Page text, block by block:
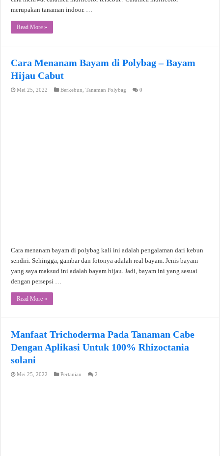
merupakan tanaman indoor. …
Read More »
Cara Menanam Bayam di Polybag – Bayam
Hijau Cabut
Mei 25, 2022 Berkebun ,Tanaman Polybag 0
Cara menanam bayam di polybag kali ini adalah pengalaman dari kebun
sendiri. Sehingga, gambar dan fotonya adalah real bayam. Jenis bayam
yang saya maksud ini adalah bayam hijau. Jadi, bayam ini yang sesuai
dengan persepsi …
Read More »
Manfaat Trichoderma Pada Tanaman Cabe
Dengan Aplikasi Untuk 100% Rhizoctania
solani
Mei 25, 2022 Pertanian 2